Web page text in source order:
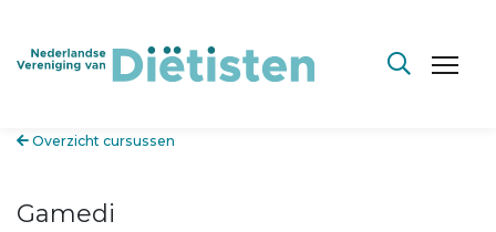
Overzicht cursussen
Gamedi